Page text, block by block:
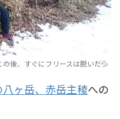
後、すぐにフリースは脱いだ💦
ヶ岳、赤岳主稜への